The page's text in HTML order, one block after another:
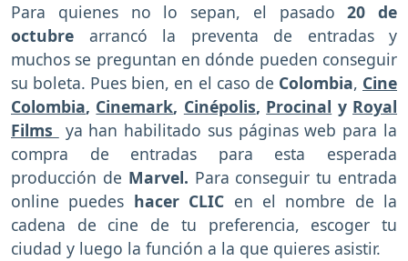
Para quienes no lo sepan, el pasado20 de
octubre arrancó la preventa de entradas y
muchos se preguntan en dónde pueden conseguir
su boleta. Pues bien, en el caso de Colombia, Cine
Colombia, Cinemark, Cinépolis, Procinal y Royal
Films
ya han habilitado sus páginas web para la
compra de entradas para esta esperada
producción de Marvel. Para conseguir tu entrada
online puedes hacer CLIC en el nombre de la
cadena de cine de tu preferencia, escoger tu
ciudad y luego la función a la que quieres asistir.